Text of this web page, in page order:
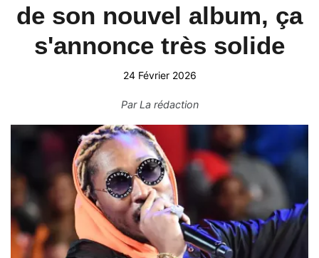
de son nouvel album, ça
s'annonce très solide
24 Février 2026
ParLa rédaction